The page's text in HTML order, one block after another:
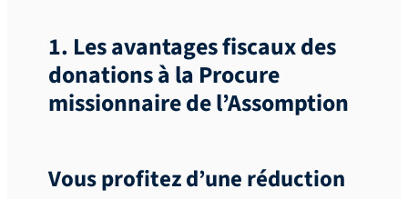
1. Les avantages fiscaux des
donations à la Procure
missionnaire de l’Assomption
Vous profitez d’une réduction